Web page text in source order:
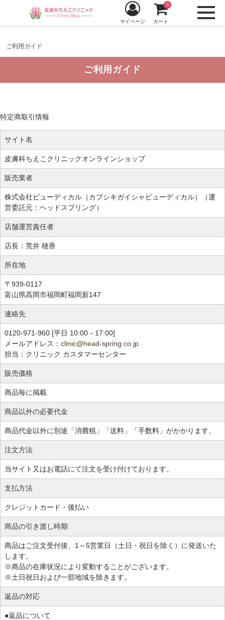
ご利用ガイド
マイページ カート
0
ご利用ガイド
特定商取引情報
サイト名
皮膚科ちえこクリニックオンラインショップ
販売業者
株式会社ビューディカル（カブシキガイシャビューディカル）（運
営委託元：ヘッドスプリング）
店舗運営責任者
店長：荒井 穂香
所在地
〒939-0117
富山県高岡市福岡町福岡新147
連絡先
0120-971-960 [平日 10:00－17:00]
メールアドレス： clinic@head-spring.co.jp
担当：クリニック カスタマーセンター
販売価格
商品毎に掲載
商品以外の必要代金
商品代金以外に別途「消費税」「送料」「手数料」がかかります。
注文方法
当サイト又はお電話にて注文を受け付けております。
支払方法
クレジットカード・ 後払い
商品の引き渡し時期
商品はご注文受付後、1～5営業日（土日・祝日を除く）に発送いた
します。
※商品の在庫状況により変動することがございます。
※土日祝日および一部地域を除きます。
返品の対応
●返品について